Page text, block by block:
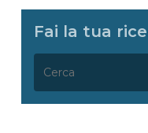
Fai la tua